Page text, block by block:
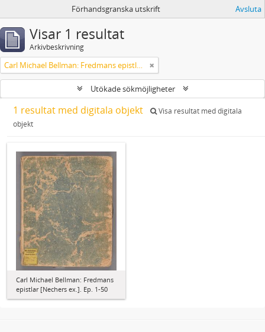
Förhandsgranska utskrift Avsluta
Visar 1 resultat
Arkivbeskrivning
Carl Michael Bellman: Fredmans epistlar [Nechers ex.]. Ep. 1-50
Utökade sökmöjligheter
1 resultat med digitala objekt
Visa resultat med digitala
objekt
Carl Michael Bellman: Fredmans
epistlar [Nechers ex.]. Ep. 1-50